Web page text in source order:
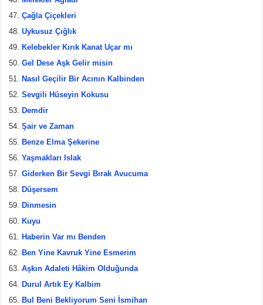
Çağla Çiçekleri
Uykusuz Çığlık
Kelebekler Kırık Kanat Uçar mı
Gel Dese Aşk Gelir misin
Nasıl Geçilir Bir Acının Kalbinden
Sevgili Hüseyin Kokusu
Demdir
Şair ve Zaman
Benze Elma Şekerine
Yaşmakları Islak
Giderken Bir Sevgi Bırak Avucuma
Düşersem
Dinmesin
Kuyu
Haberin Var mı Benden
Ben Yine Kavruk Yine Esmerim
Aşkın Adaleti Hâkim Olduğunda
Durul Artık Ey Kalbim
Bul Beni Bekliyorum Seni İsmihan